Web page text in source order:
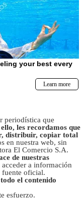
periodística que
les recordamos que
distribuir, copiar total
en nuestra web, sin
El Comercio S.A.
de nuestras
acceder a información
fuente oficial.
el contenido
esfuerzo.